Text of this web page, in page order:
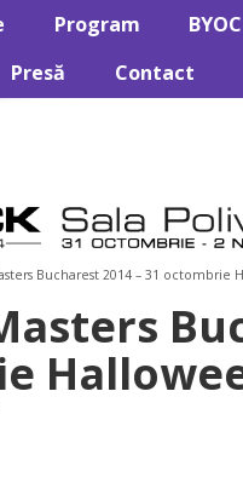
Program
BYOC
Presă Contact
Bucharest 2014 – 31 octombrie